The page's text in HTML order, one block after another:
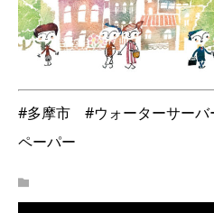
#多摩市 #ウォーターサー
ペーパー